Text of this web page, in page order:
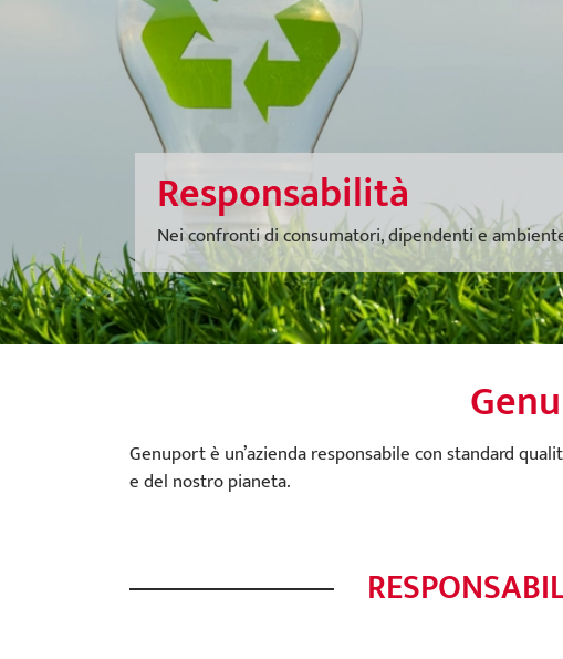
Responsabilità
Nei confronti di consumatori, dipendenti e
Genuport è un’azienda responsabile con standard
e del nostro pianeta.